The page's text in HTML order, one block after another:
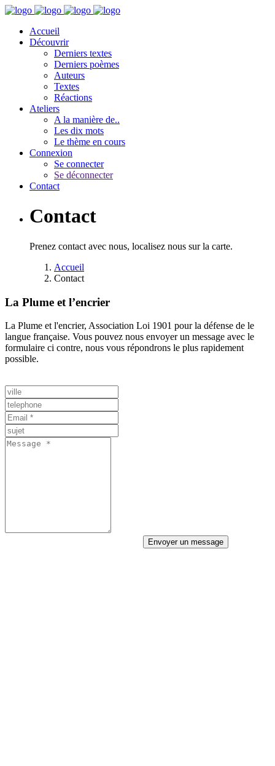
Accueil
Découvrir
Derniers textes
Derniers poèmes
Auteurs
Textes
Réactions
Ateliers
A la manière de..
Les dix mots
Le thème en cours
Connexion
Se connecter
Se déconnecter
Contact
Contact
Prenez contact avec nous, localisez nous sur la carte.
Accueil
Contact
La Plume et l’encrier
La Plume et l'encrier, Association Loi 1901 pour la défense de le
langue française. Vous pouvez nous envoyer un message avec le
formulaire ci contre, nous vous répondrons le plus rapidement
possible.